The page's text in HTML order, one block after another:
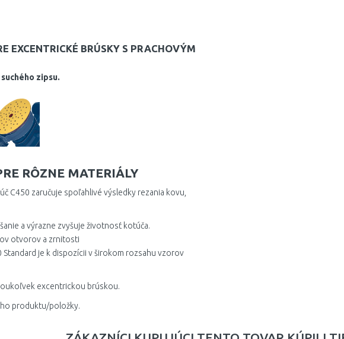
EXCENTRICKÉ BRÚSKY S PRACHOVÝM
zipsu.
RÔZNE MATERIÁLY
C450 zaručuje spoľahlivé výsledky rezania kovu,
a výrazne zvyšuje životnosť kotúča.
otvorov a zrnitosti
Standard je k dispozícii v širokom rozsahu vzorov
excentrickou brúskou.
produktu/položky.